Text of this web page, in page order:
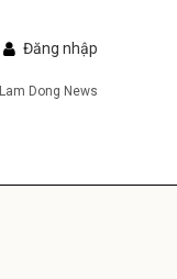
Đăng nhập
Lam Dong News